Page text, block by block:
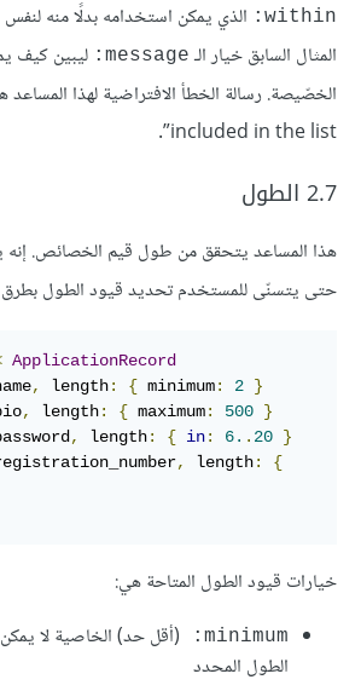
within:
الذي يمكن استخدامه بدلًا منه
المثال السابق خيار الـ message:
ليبين كيف
included in the list”.
2.7 الطول
هذا المساعد يتحقق من طول قيم الخصائص. إنه
حتى يتسنّى للمستخدم تحديد قيود الطول بطرق
ApplicationRecord
, length: { minimum: 2 }
, length: { maximum: 500 }
, length: { in: 6. . 20 }
, length:
{
خيارات قيود الطول المتاحة هي:
minimum:
(أقل حد) الخاصية لا
الطول المحدد